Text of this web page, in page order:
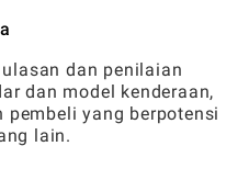
dan penilaian
dan model kenderaan,
pembeli yang berpotensi
lain.